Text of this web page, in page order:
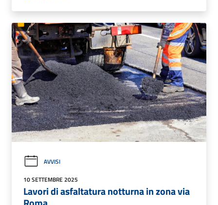
AVVISI
10 SETTEMBRE 2025
Lavori di asfaltatura notturna in zona via